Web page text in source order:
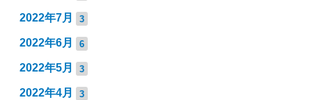
2022年7月 3
2022年6月 6
2022年5月 3
2022年4月 3